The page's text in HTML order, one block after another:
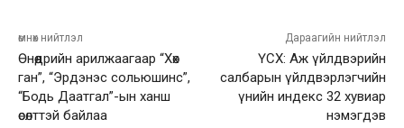
өмнөх нийтлэл
Өнөөдрийн арилжаагаар “Хөх
ган”, “Эрдэнэс сольюшинс”,
“Бодь Даатгал”-ын ханш
өсөлттэй байлаа
Дараагийн нийтлэл
ҮСХ: Аж үйлдвэрийн
салбарын үйлдвэрлэгчийн
үнийн индекс 32 хувиар
нэмэгдэв